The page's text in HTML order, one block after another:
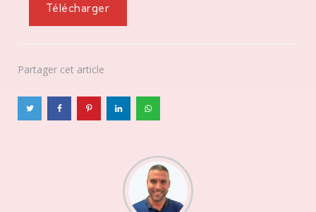
Télécharger
Partager cet article